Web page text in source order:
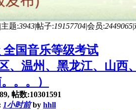
|主题:3943|帖子:19157704|会员:2449065|
国音乐等级考试
、温州、黑龙江、山西
。。）
帖数:10301591
1小时前by hhll